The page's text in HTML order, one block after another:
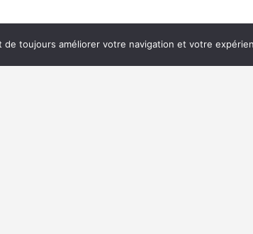
toujours améliorer votre navigation et votre